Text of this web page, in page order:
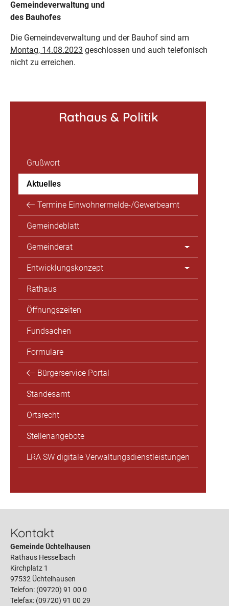
Gemeindeverwaltung und
des Bauhofes
Die Gemeindeverwaltung und der Bauhof sind am
Montag, 14.08.2023 geschlossen und auch telefonisch
nicht zu erreichen.
Rathaus & Politik
Grußwort
Aktuelles
Termine Einwohnermelde-/Gewerbeamt
Gemeindeblatt
Gemeinderat
Entwicklungskonzept
Rathaus
Öffnungszeiten
Fundsachen
Formulare
Bürgerservice Portal
Standesamt
Ortsrecht
Stellenangebote
LRA SW digitale Verwaltungsdienstleistungen
Kontakt
Gemeinde Üchtelhausen
Rathaus Hesselbach
Kirchplatz 1
97532 Üchtelhausen
Telefon: (09720) 91 00 0
Telefax: (09720) 91 00 29